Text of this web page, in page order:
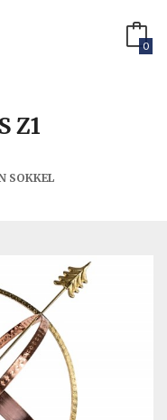
0
Z1
SOKKEL